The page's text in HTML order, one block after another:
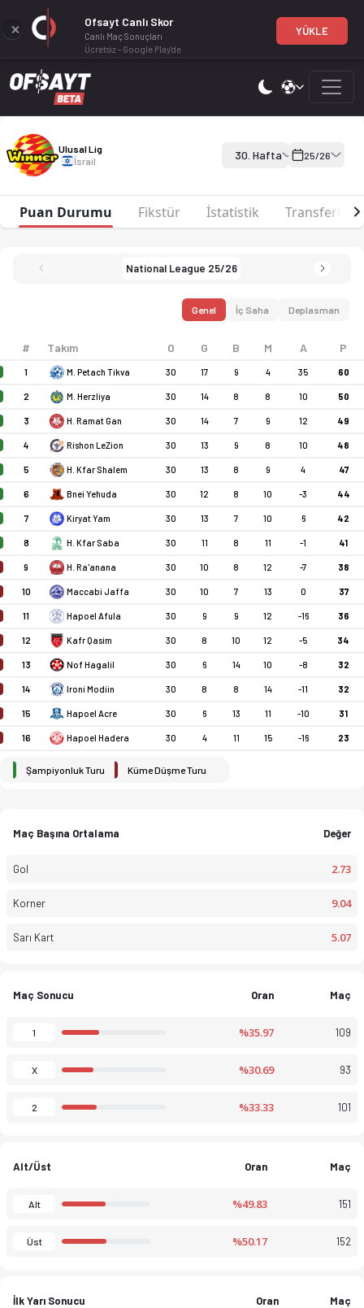
Ulusal Lig 25-26 sezonu puan durumu, haftalık fikstür ve
Ulusal Lig 25-26
Ulusal Lig
İsrail
30. Hafta 25/26
Puan Durumu Fikstür İstatistik Transferler
National League 25/26
Genel İç Saha Deplasman
# Takım O G B M A P
1 M. Petach Tikva 30 17 9 4 35 60
2 M. Herzliya 30 14 8 8 10 50
3 H. Ramat Gan 30 14 7 9 12 49
4 Rishon LeZion 30 13 9 8 10 48
5 H. Kfar Shalem 30 13 8 9 4 47
6 Bnei Yehuda 30 12 8 10 -3 44
7 Kiryat Yam 30 13 7 10 6 42
8 H. Kfar Saba 30 11 8 11 -1 41
9 H. Ra'anana 30 10 8 12 -7 38
10 Maccabi Jaffa 30 10 7 13 0 37
11 Hapoel Afula 30 9 9 12 -16 36
12 Kafr Qasim 30 8 10 12 -5 34
13 Nof Hagalil 30 6 14 10 -8 32
14 Ironi Modiin 30 8 8 14 -11 32
15 Hapoel Acre 30 6 13 11 -10 31
16 Hapoel Hadera 30 4 11 15 -16 23
Şampiyonluk Turu Küme Düşme Turu
Maç Başına Ortalama Değer
Gol 2.73
Korner 9.04
Sarı Kart 5.07
Maç Sonucu Oran Maç
1 %35.97 109
X %30.69 93
2 %33.33 101
Alt/Üst Oran Maç
Alt %49.83 151
Üst %50.17 152
İlk Yarı Sonucu Oran Maç
Ofsayt Canlı Skor
Canlı Maç Sonuçları
Ücretsiz - Google Play'de
YÜKLE